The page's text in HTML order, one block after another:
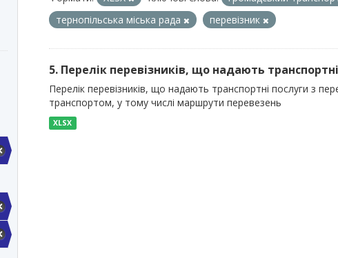
тернопільська міська рада
перевізник
5. Перелік перевізників, що надають
Перелік перевізників, що надають транспортні послуги з
транспортом, у тому числі маршрути перевезень
XLSX